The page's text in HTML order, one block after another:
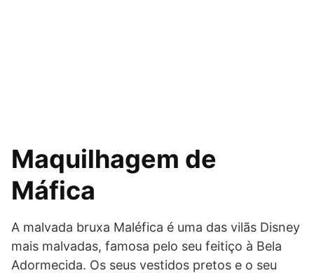
Maquilhagem de
Máfica
A malvada bruxa Maléfica é uma das vilãs Disney
mais malvadas, famosa pelo seu feitiço à Bela
Adormecida. Os seus vestidos pretos e o seu